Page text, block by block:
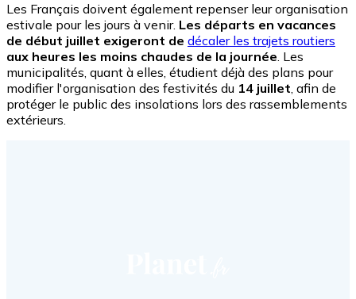
Les Français doivent également repenser leur organisation
estivale pour les jours à venir. Les départs en vacances
de début juillet exigeront de décaler les trajets routiers
aux heures les moins chaudes de la journée. Les
municipalités, quant à elles, étudient déjà des plans pour
modifier l'organisation des festivités du 14 juillet, afin de
protéger le public des insolations lors des rassemblements
extérieurs.